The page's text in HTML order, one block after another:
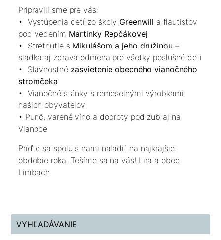
Pripravili sme pre vás:
• Vystúpenia detí zo školy Greenwill a flautistov
pod vedením Martinky Repčákovej
• Stretnutie s Mikulášom a jeho družinou –
sladká aj zdravá odmena pre všetky poslušné deti
• Slávnostné zasvietenie obecného vianočného
stromčeka
• Vianočné stánky s remeselnými výrobkami
našich obyvateľov
• Punč, varené víno a dobroty pod zub aj na
Vianoce
Príďte sa spolu s nami naladiť na najkrajšie
obdobie roka. Tešíme sa na vás! Lira a obec
Limbach
VYHĽADÁVANIE